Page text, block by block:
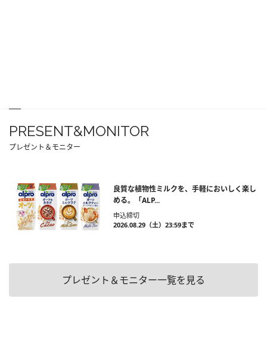
PRESENT&MONITOR
プレゼント＆モニター
良質な植物性ミルクを、手軽においしく楽し
める。「ALP...
申込締切
2026.08.29（土）23:59まで
プレゼント＆モニター一覧を見る